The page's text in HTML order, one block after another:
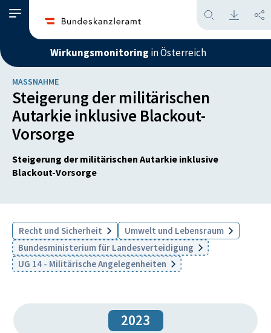
Wirkungsmonitoring in Österreich
MASSNAHME
Steigerung der militärischen
Autarkie inklusive Blackout-
Vorsorge
Steigerung der militärischen Autarkie inklusive
Blackout-Vorsorge
Recht und Sicherheit
Umwelt und Lebensraum
Bundesministerium für Landesverteidigung
UG 14 - Militärische Angelegenheiten
2023